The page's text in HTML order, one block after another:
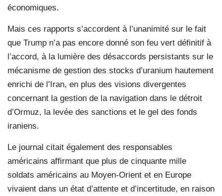
économiques.
Mais ces rapports s’accordent à l’unanimité sur le fait
que Trump n’a pas encore donné son feu vert définitif à
l’accord, à la lumière des désaccords persistants sur le
mécanisme de gestion des stocks d’uranium hautement
enrichi de l’Iran, en plus des visions divergentes
concernant la gestion de la navigation dans le détroit
d’Ormuz, la levée des sanctions et le gel des fonds
iraniens.
Le journal citait également des responsables
américains affirmant que plus de cinquante mille
soldats américains au Moyen-Orient et en Europe
vivaient dans un état d’attente et d’incertitude, en raison